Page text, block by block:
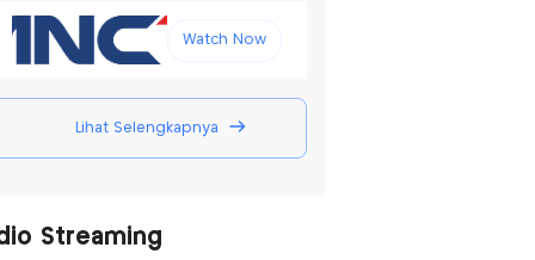
Watch Now
Lihat Selengkapnya
Streaming